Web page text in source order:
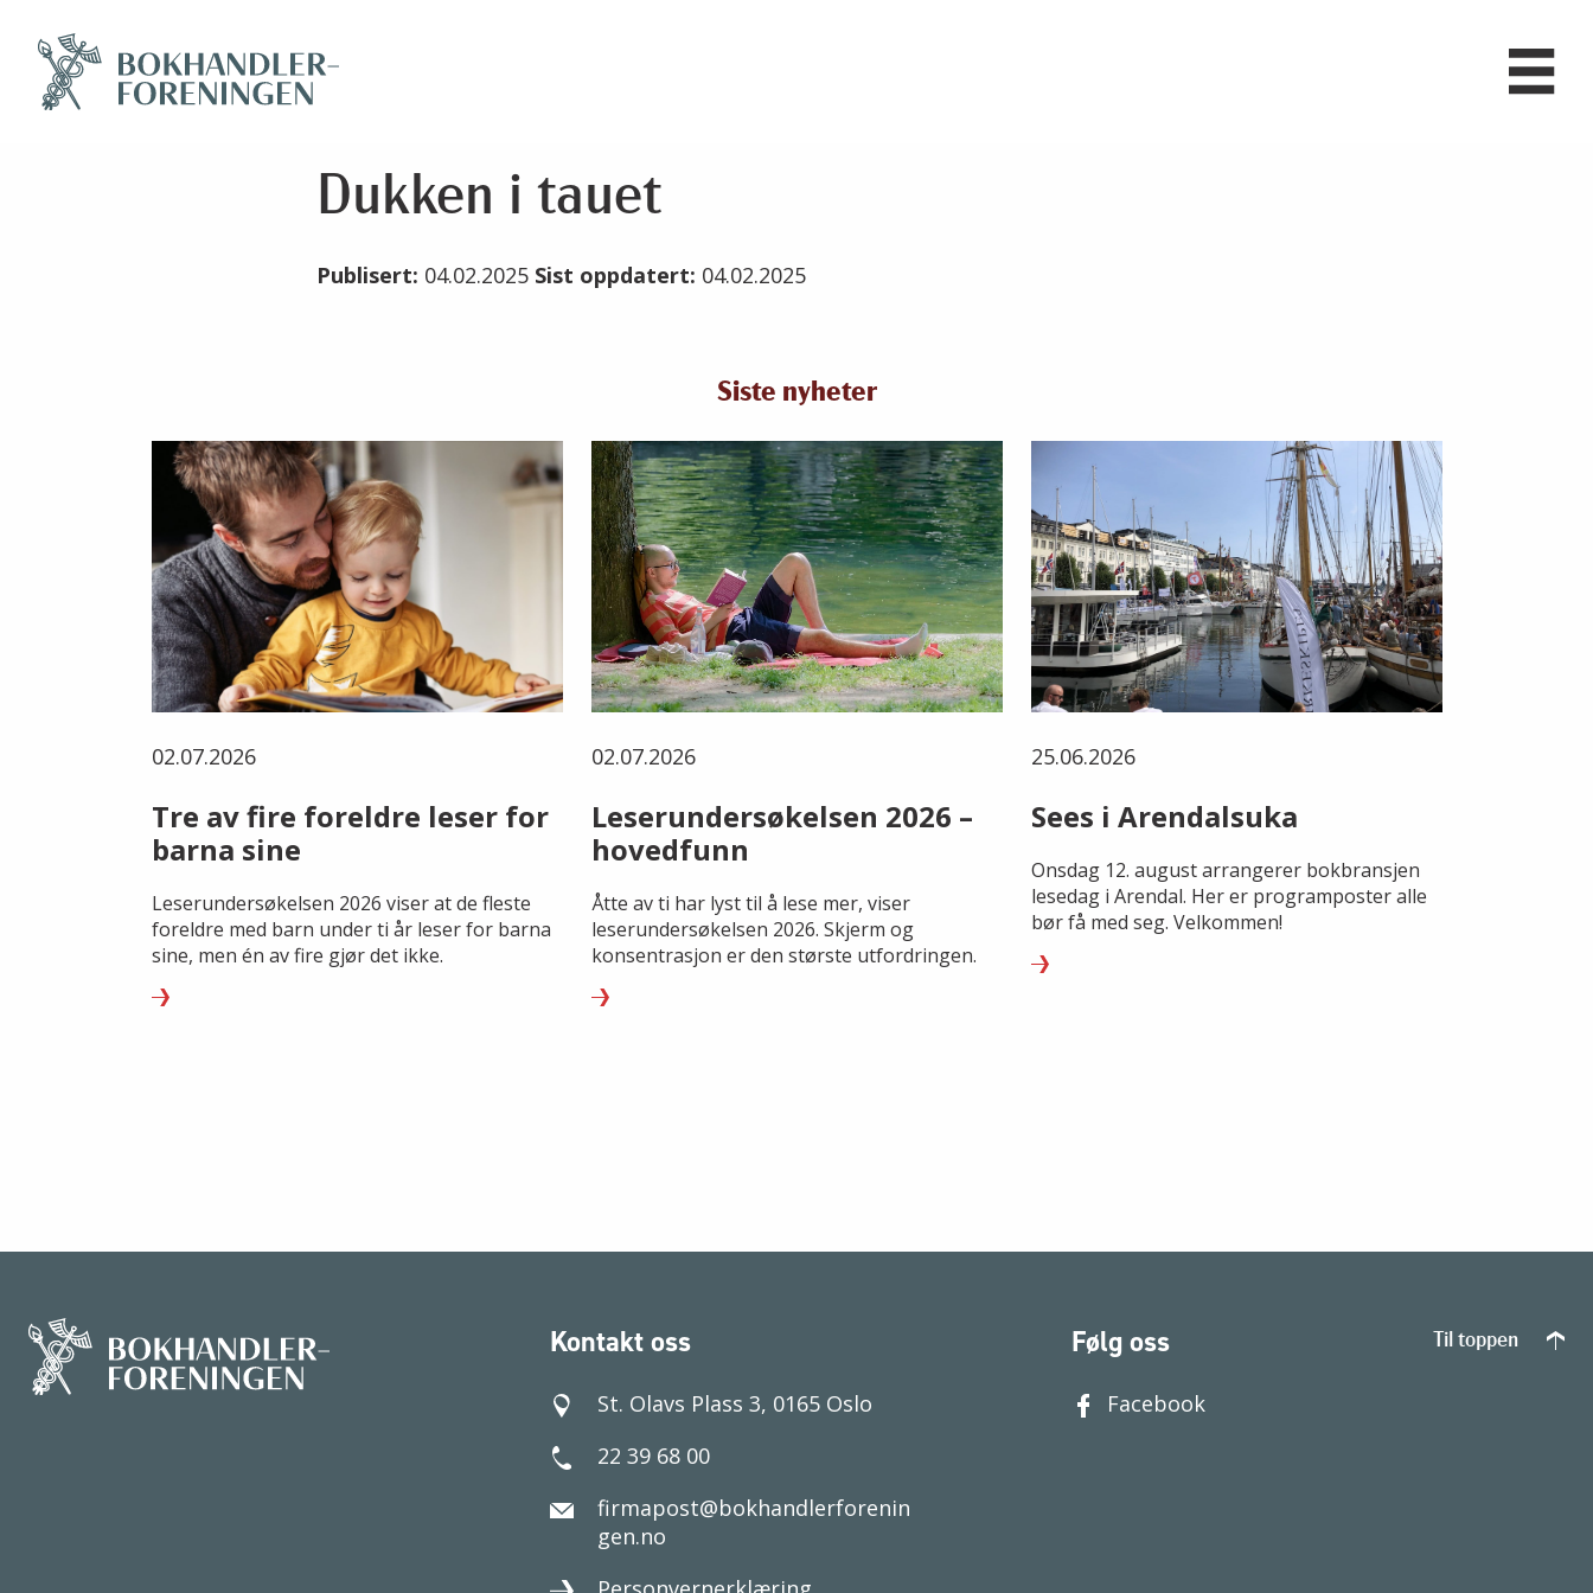
Dukken i tauet
Publisert: 04.02.2025 Sist oppdatert: 04.02.2025
Siste nyheter
02.07.2026
Tre av fire foreldre leser for
barna sine
Leserundersøkelsen 2026 viser at de fleste
foreldre med barn under ti år leser for barna
sine, men én av fire gjør det ikke.
02.07.2026
Leserundersøkelsen 2026 –
hovedfunn
Åtte av ti har lyst til å lese mer, viser
leserundersøkelsen 2026. Skjerm og
konsentrasjon er den største utfordringen.
25.06.2026
Sees i Arendalsuka
Onsdag 12. august arrangerer bokbransjen
lesedag i Arendal. Her er programposter alle
bør få med seg. Velkommen!
Kontakt oss
St. Olavs Plass 3, 0165 Oslo
22 39 68 00
firmapost@bokhandlerforenin
gen.no
Følg oss
Facebook
Til toppen